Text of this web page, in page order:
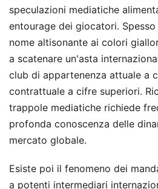
speculazioni mediatiche
entourage dei giocatori.
nome altisonante ai colori
a scatenare un'asta
club di appartenenza attuale a
contrattuale a cifre superiori.
trappole mediatiche richiede
profonda conoscenza delle
mercato globale.
Esiste poi il fenomeno dei
a potenti intermediari